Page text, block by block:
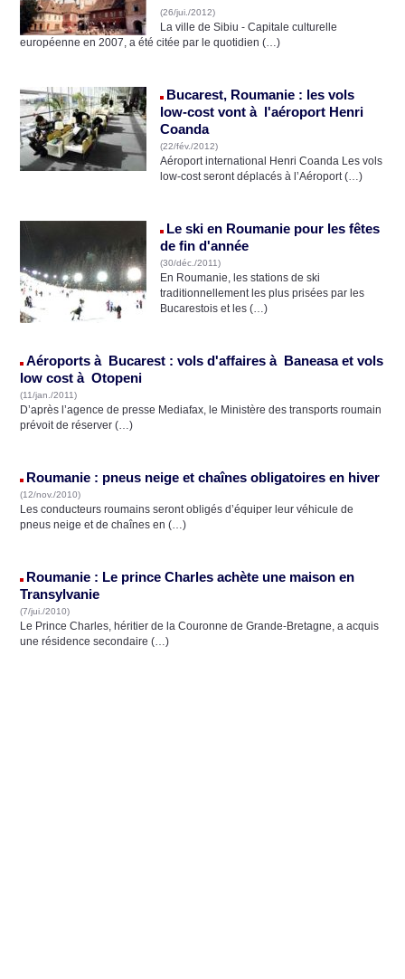
(26/jui./2012)
La ville de Sibiu - Capitale culturelle
européenne en 2007, a été citée par le quotidien (…)
Bucarest, Roumanie : les vols
low-cost vont à l'aéroport Henri
Coanda
(22/fév./2012)
Aéroport international Henri Coanda Les vols
low-cost seront déplacés à l’Aéroport (…)
Le ski en Roumanie pour les fêtes
de fin d'année
(30/déc./2011)
En Roumanie, les stations de ski
traditionnellement les plus prisées par les
Bucarestois et les (…)
Aéroports à Bucarest : vols d'affaires à Baneasa et vols
low cost à Otopeni
(11/jan./2011)
D’après l’agence de presse Mediafax, le Ministère des transports roumain
prévoit de réserver (…)
Roumanie : pneus neige et chaînes obligatoires en hiver
(12/nov./2010)
Les conducteurs roumains seront obligés d’équiper leur véhicule de
pneus neige et de chaînes en (…)
Roumanie : Le prince Charles achète une maison en
Transylvanie
(7/jui./2010)
Le Prince Charles, héritier de la Couronne de Grande-Bretagne, a acquis
une résidence secondaire (…)